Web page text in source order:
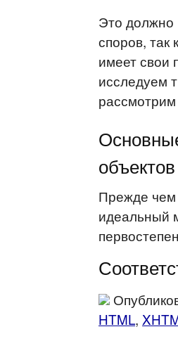
Это должно
споров, так
имеет свои
исследуем
объектов
Прежде чем
идеальный
HTML,